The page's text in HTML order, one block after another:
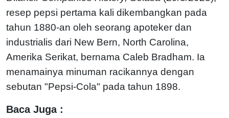
resep pepsi pertama kali dikembangkan pada
tahun 1880-an oleh seorang apoteker dan
industrialis dari New Bern, North Carolina,
Amerika Serikat, bernama Caleb Bradham. Ia
menamainya minuman racikannya dengan
sebutan "Pepsi-Cola" pada tahun 1898.
Baca Juga :